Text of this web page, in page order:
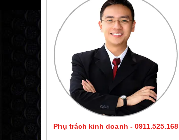
Phụ trách kinh doanh - 0911.525.168